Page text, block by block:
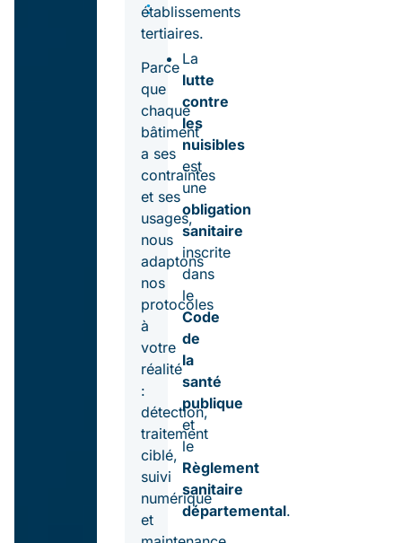
:
La
lutte
contre
les
nuisibles
est
une
obligation
sanitaire
inscrite
dans
le
Code
de
la
santé
publique
et
le
Règlement
sanitaire
départemental.
établissements
tertiaires.
Parce
que
chaque
bâtiment
a ses
contraintes
et ses
usages,
nous
adaptons
nos
protocoles
à
votre
réalité
:
détection,
traitement
ciblé,
suivi
numérique
et